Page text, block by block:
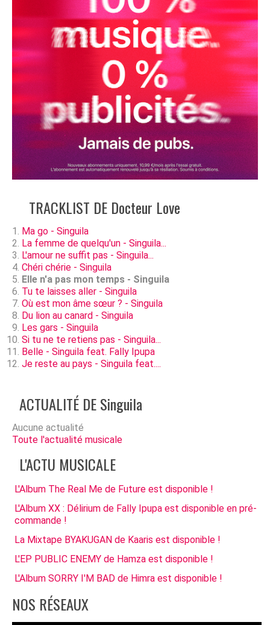
TRACKLIST DE Docteur Love
Ma go - Singuila
La femme de quelqu'un - Singuila...
L'amour ne suffit pas - Singuila...
Chéri chérie - Singuila
Elle n'a pas mon temps - Singuila
Tu te laisses aller - Singuila
Où est mon âme sœur ? - Singuila
Du lion au canard - Singuila
Les gars - Singuila
Si tu ne te retiens pas - Singuila...
Belle - Singuila feat. Fally Ipupa
Je reste au pays - Singuila feat....
ACTUALITÉ DE Singuila
Aucune actualité
Toute l'actualité musicale
L'ACTU MUSICALE
L'Album The Real Me de Future est disponible !
L'Album XX : Délirium de Fally Ipupa est disponible en pré-
commande !
La Mixtape BYAKUGAN de Kaaris est disponible !
L'EP PUBLIC ENEMY de Hamza est disponible !
L'Album SORRY I'M BAD de Himra est disponible !
NOS RÉSEAUX